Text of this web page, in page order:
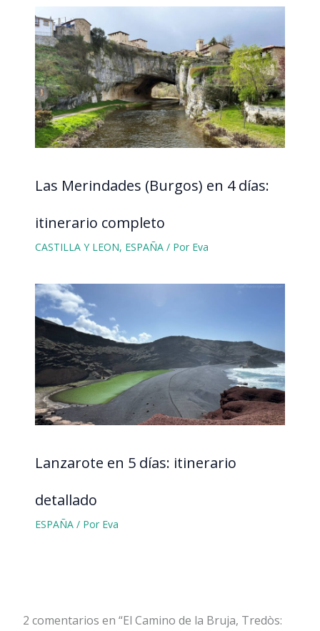
Las Merindades (Burgos) en 4 días:
itinerario completo
CASTILLA Y LEON, ESPAÑA/ Por Eva
Lanzarote en 5 días: itinerario
detallado
ESPAÑA/ Por Eva
2 comentarios en “El Camino de la Bruja, Tredòs: